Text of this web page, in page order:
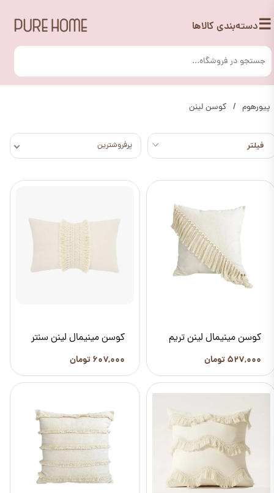
☰دسته‌بندی کالاها
پیورهوم کوسن لینن
پرفروشترین
کوسن مینیمال لینن تریم
۵۲۷,۰۰۰ تومان
کوسن مینیمال لینن سنتر
۶۰۷,۰۰۰ تومان